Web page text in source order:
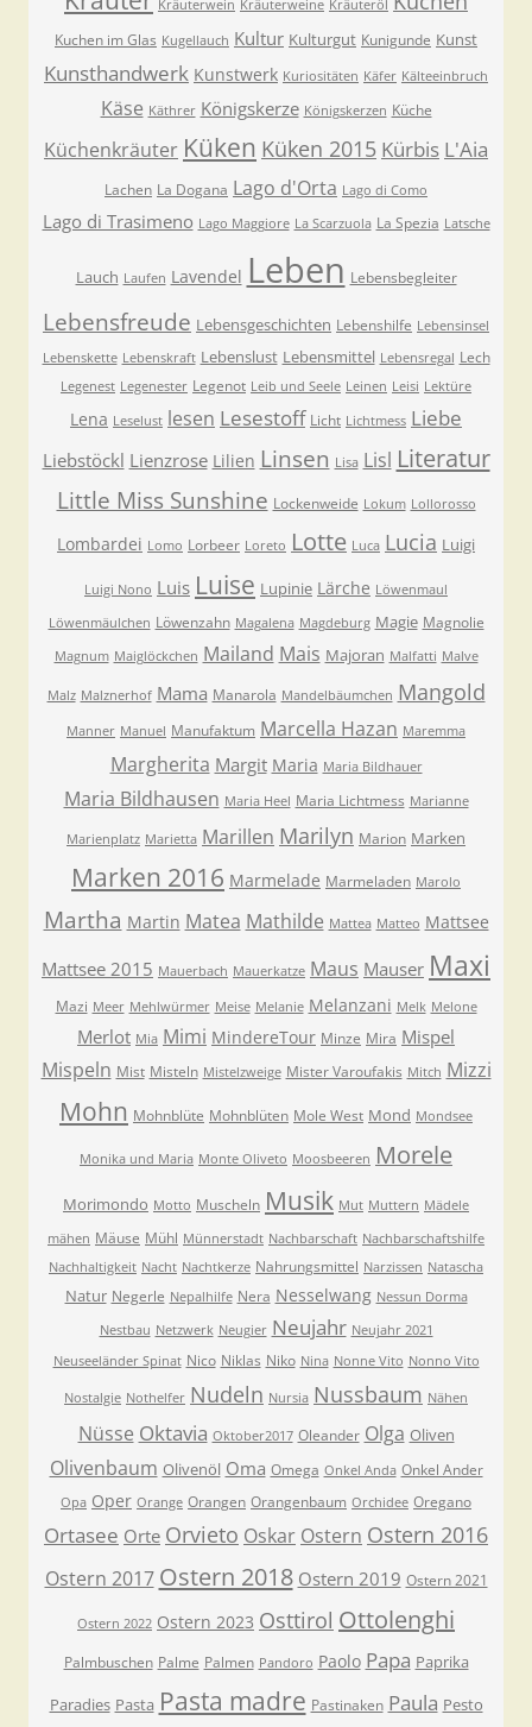
Kräuterwein Kräuterweine Kräuteröl
Kuchen im Glas Kugellauch Kultur Kulturgut Kunigunde Kunst
Kunsthandwerk Kunstwerk Kuriositäten Käfer Kälteeinbruch
Käse Käthrer Königskerze Königskerzen Küche
Küchenkräuter Küken Küken 2015 Kürbis L'Aia
Lachen La Dogana Lago d'Orta Lago di Como
Lago di Trasimeno Lago Maggiore La Scarzuola La Spezia Latsche
Lauch Laufen Lavendel Leben Lebensbegleiter
Lebensfreude Lebensgeschichten Lebenshilfe Lebensinsel
Lebenskette Lebenskraft Lebenslust Lebensmittel Lebensregal Lech
Legenest Legenester Legenot Leib und Seele Leinen Leisi Lektüre
Lena Leselust lesen Lesestoff Licht Lichtmess Liebe
Liebstöckl Lienzrose Lilien Linsen Lisa Lisl Literatur
Little Miss Sunshine Lockenweide Lokum Lollorosso
Lombardei Lomo Lorbeer Loreto Lotte Luca Lucia Luigi
Luigi Nono Luis Luise Lupinie Lärche Löwenmaul
Löwenmäulchen Löwenzahn Magalena Magdeburg Magie Magnolie
Magnum Maiglöckchen Mailand Mais Majoran Malfatti Malve
Malz Malznerhof Mama Manarola Mandelbäumchen Mangold
Manner Manuel Manufaktum Marcella Hazan Maremma
Margherita Margit Maria Maria Bildhauer
Maria Bildhausen Maria Heel Maria Lichtmess Marianne
Marienplatz Marietta Marillen Marilyn Marion Marken
Marken 2016 Marmelade Marmeladen Marolo
Martha Martin Matea Mathilde Mattea Matteo Mattsee
Mattsee 2015 Mauerbach Mauerkatze Maus Mauser Maxi
Mazi Meer Mehlwürmer Meise Melanie Melanzani Melk Melone
Merlot Mia Mimi MindereTour Minze Mira Mispel
Mispeln Mist Misteln Mistelzweige Mister Varoufakis Mitch Mizzi
Mohn Mohnblüte Mohnblüten Mole West Mond Mondsee
Monika und Maria Monte Oliveto Moosbeeren Morele
Morimondo Motto Muscheln Musik Mut Muttern Mädele
mähen Mäuse Mühl Münnerstadt Nachbarschaft Nachbarschaftshilfe
Nachhaltigkeit Nacht Nachtkerze Nahrungsmittel Narzissen Natascha
Natur Negerle Nepalhilfe Nera Nesselwang Nessun Dorma
Nestbau Netzwerk Neugier Neujahr Neujahr 2021
Neuseeländer Spinat Nico Niklas Niko Nina Nonne Vito Nonno Vito
Nostalgie Nothelfer Nudeln Nursia Nussbaum Nähen
Nüsse Oktavia Oktober2017 Oleander Olga Oliven
Olivenbaum Olivenöl Oma Omega Onkel Anda Onkel Ander
Opa Oper Orange Orangen Orangenbaum Orchidee Oregano
Ortasee Orte Orvieto Oskar Ostern Ostern 2016
Ostern 2017 Ostern 2018 Ostern 2019 Ostern 2021
Ostern 2022 Ostern 2023 Osttirol Ottolenghi
Palmbuschen Palme Palmen Pandoro Paolo Papa Paprika
Paradies Pasta Pasta madre Pastinaken Paula Pesto